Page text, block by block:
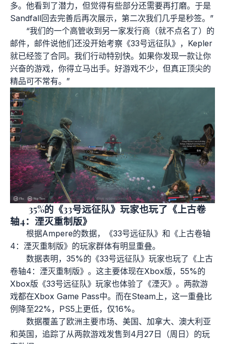
多。他看到了潜力，但觉得有些部分还需要再打磨。于是
Sandfall回去完善后再次展示，第二次我们几乎是秒签。”
“我们的一个高管收到另一家发行商（就不点名了）的
邮件，邮件说他们还没开始考察《33号远征队》，Kepler
就已经签了合同。我们行动特别快。如果你发现一款让你
兴奋的游戏，你得立马出手。好游戏不少，但真正顶尖的
精品可不常有。”
35%的《33号远征队》玩家也玩了《上古卷
轴4：湮灭重制版》
根据Ampere的数据，《33号远征队》和《上古卷轴
4：湮灭重制版》的玩家群体有明显重叠。
数据表明，35%的《33号远征队》玩家也玩了《上古
卷轴4：湮灭重制版》。这主要体现在Xbox版，55%的
Xbox版《33号远征队》玩家也体验了《湮灭》。两款游
戏都在Xbox Game Pass中。而在Steam上，这一重叠比
例降至22%，PS5上更低，仅16%。
数据覆盖了欧洲主要市场、美国、加拿大、澳大利亚
和英国，追踪了从两款游戏发售到4月27日（周日）的玩